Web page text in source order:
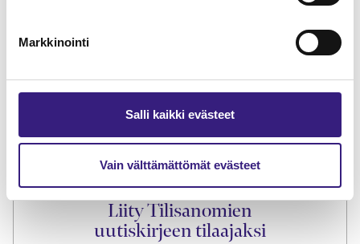
Markkinointi
Salli kaikki evästeet
Vain välttämättömät evästeet
TILAA TÄSTÄ
Liity Tilisanomien
uutiskirjeen tilaajaksi